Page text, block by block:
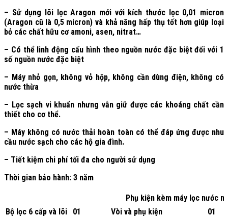
– Sử dụng lõi lọc Aragon mới với kích thước lọc 0,01 micron
(Aragon cũ là 0,5 micron) và khả năng hấp thụ tốt hơn giúp loại
bỏ các chất hữu cơ amoni, asen, nitrat…
– Có thể linh động cấu hình theo nguồn nước đặc biệt đối với 1
số nguồn nước đặc biệt
– Máy nhỏ gọn, không vỏ hộp, không cần dùng điện, không có
nước thừa
– Lọc sạch vi khuẩn nhưng vẫn giữ được các khoáng chất cần
thiết cho cơ thể.
– Máy không có nước thải hoàn toàn có thể đáp ứng được nhu
cầu nước sạch cho các hộ gia đình.
– Tiết kiệm chi phí tối đa cho người sử dụng
Thời gian bảo hành: 3 năm
Phụ kiện kèm máy lọc nước
Bộ lọc 6 cấp và lõi
01 Vòi và phụ kiện
01